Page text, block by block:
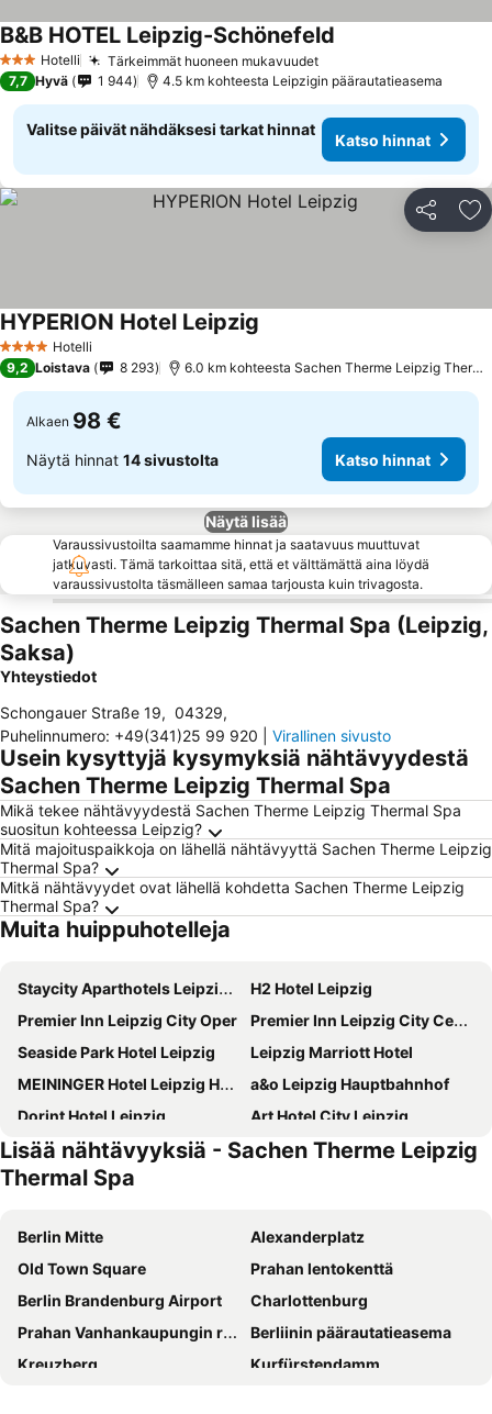
3 Tähtiluokitus
Hotelli Tärkeimmät huoneen mukavuudet
B&B HOTEL Leipzig-Schönefeld
7,7 Hyvä 1 944 4.5 km kohteesta Leipzigin päärautatieasema
Valitse päivät nähdäksesi tarkat hinnat
Katso hinnat
Jaa
4 Tähtiluokitus
Hotelli
HYPERION Hotel Leipzig
9,2 Loistava 8 293 6.0 km kohteesta Sachen Therme Leipzig Thermal Spa
Alkaen 98 €
Näytä hinnat 14 sivustolta Katso hinnat
Näytä lisää
Varaussivustoilta saamamme hinnat ja saatavuus muuttuvat
jatkuvasti. Tämä tarkoittaa sitä, että et välttämättä aina löydä
varaussivustolta täsmälleen samaa tarjousta kuin trivagosta.
Sachen Therme Leipzig Thermal Spa (Leipzig,
Saksa)
Yhteystiedot
Schongauer Straße 19, 04329,
Puhelinnumero: +49(341)25 99 920 Virallinen sivusto
Usein kysyttyjä kysymyksiä nähtävyydestä
Sachen Therme Leipzig Thermal Spa
Mikä tekee nähtävyydestä Sachen Therme Leipzig Thermal Spa
suositun kohteessa Leipzig?
Mitä majoituspaikkoja on lähellä nähtävyyttä Sachen Therme Leipzig
Thermal Spa?
Mitkä nähtävyydet ovat lähellä kohdetta Sachen Therme Leipzig
Thermal Spa?
Muita huippuhotelleja
Staycity Aparthotels Leipzig City Centre
H2 Hotel Leipzig
Premier Inn Leipzig City Oper
Premier Inn Leipzig City Centre
Seaside Park Hotel Leipzig
Leipzig Marriott Hotel
MEININGER Hotel Leipzig Hauptbahnhof
a&o Leipzig Hauptbahnhof
Dorint Hotel Leipzig
Art Hotel City Leipzig
Victor's Residenz-Hotel Leipzig
NH Leipzig Zentrum
Radisson Hotel Leipzig
Best Western Hotel Leipzig City Center
Travel24 Hotel
Motel One Leipzig-Nikolaikirche
Pentahotel Leipzig
Balance Hotel Leipzig Alte Messe
ibis Styles Leipzig
The Westin Leipzig
ibis Leipzig City
Space Hotel Im Campus Der Jvp Schule
SchlafGut AppartementHotel
Lisää nähtävyyksiä - Sachen Therme Leipzig
Thermal Spa
Berlin Mitte
Alexanderplatz
Old Town Square
Prahan lentokenttä
Berlin Brandenburg Airport
Charlottenburg
Prahan Vanhankaupungin raatihuone
Berliinin päärautatieasema
Kreuzberg
Kurfürstendamm